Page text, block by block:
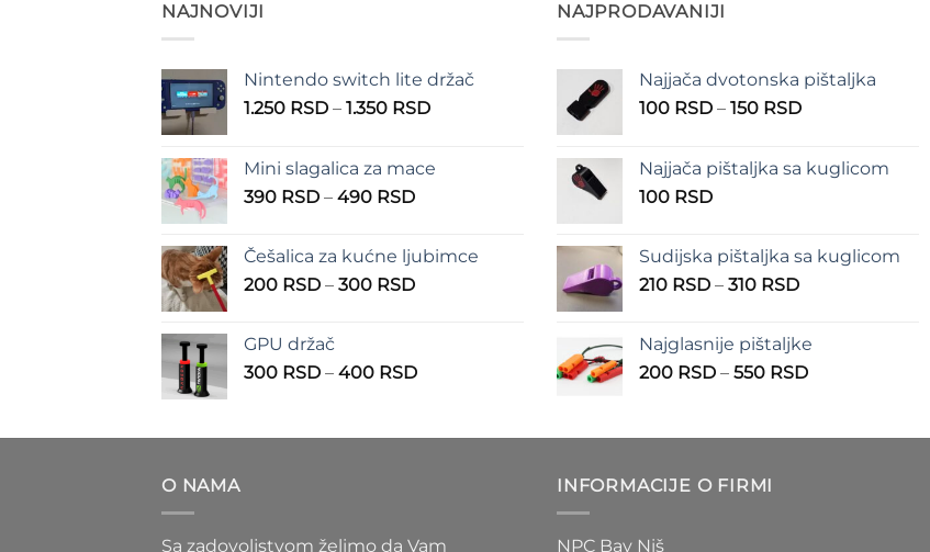
NAJNOVIJI
Nintendo switch lite držač
1.250 RSD – 1.350 RSDRaspon
1.250 RSD
Mini slagalica za mace
390 RSD – 490 RSDRaspon
390 RSD
do
Češalica za kućne ljubimce
200 RSD – 300 RSDRaspon
do
GPU držač
300 RSD – 400 RSDRaspon
300 RSD
NAJPRODAVANIJI
Najjača dvotonska pištaljka
100 RSD – 150 RSDRaspon
100 RSD
Najjača pištaljka sa kuglicom
100 RSD
Sudijska pištaljka sa kuglicom
210 RSD – 310 RSDRaspon
210 RSD
do
Najglasnije pištaljke
200 RSD – 550 RSDRaspon
200 RSD
O NAMA
Sa zadovoljstvom želimo da Vam
INFORMACIJE O FIRMI
NPC Bay Niš